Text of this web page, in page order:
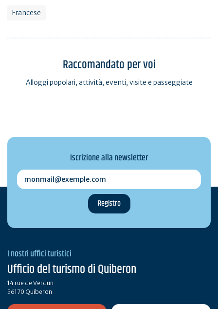
Francese
Raccomandato per voi
Alloggi popolari, attività, eventi, visite e passeggiate
Iscrizione alla newsletter
monmail@exemple.com
I nostri uffici turistici
Ufficio del turismo di Quiberon
14 rue de Verdun
56170 Quiberon